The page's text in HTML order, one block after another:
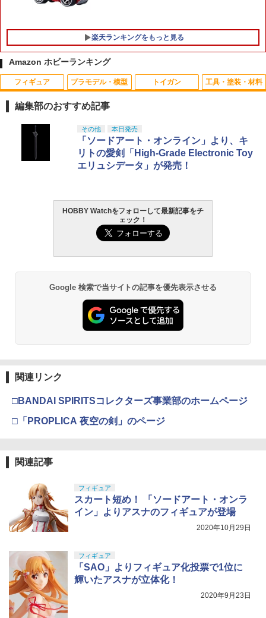
￥15,590
5
【エントリー最大10倍＆3％クーポン】
WARHEAD製 天然由来成分PLA配合 B
B弾 0.28g 約2400発 高精度 高真球 【あ
す楽】
楽天ランキングをもっと見る
Amazon ホビーランキング
フィギュア
タカラトミー(TAKARA TOMY) T-SPAR
K トランスフォーマー ニューレジェンズ
NL-07 サウンドウェーブ 可動フィギュア
￥4,440
TAMASHII NATIONS S.H.フィギュアー
ツ（真骨彫製法） 仮面ライダーBLACK
RX 約150mm PVC&ABS&布製 塗装済み
TAMASHII NATIONS S.H.フィギュアー
ツ ONE PIECE シャンクス -マリンフォ
ード頂上決戦- 約165mm PVC&ABS&布
4
タカラトミー(TAKARA TOMY) T-SPAR
K トランスフォーマー ニューレジェンズ
NL-06 オートボット コスモス 可動フィ
TAMASHII NATIONS S.H.フィギュアー
ツ 攻殻機動隊 THE GHOST IN THE SHE
LL 草薙素子 約140mm PVC&ABS製 塗
￥9,618
プラモデル・模型
BANDAI SPIRITS(バンダイ スピリッツ)
30MS SIS-J00 メルンジャ[カラーA] 色
分け済みプラモデル
￥4,200
HG 機動戦士ガンダム00 グラハム専用ユ
ニオンフラッグカスタム 1/144スケール
色分け済みプラモデル
￥1,850
BANDAI SPIRITS(バンダイスピリッツ)
30MS SIS-H00 セスティエ[カラーC] 色
分け済みプラモデル
HGAW 機動新世紀ガンダムX ガンダムエ
アマスター 1/144スケール 色分け済みプ
ラモデル
30MS Fate/Grand Order アルトリア・
キャスター 色分け済みプラモデル
トイガン
東京マルイ(TOKYO MARUI) No.25 コル
ト ガバメント HG 18歳以上エアーHOP
ハンドガン
￥3,384
東京マルイ (TOKYO MARUI) ガスブロー
バックマシンガン No.14 20式 5.56mm
小銃 18歳以上 ガスブローバック
￥193,900
東京マルイ(TOKYO MARUI) No.21 H&K
USP HG 18歳以上エアーHOPハンドガン
￥3,409
4
￥4,761
￥2,666
工具・塗装・材料
GSIクレオス Mr.トップコート 水性プレ
ミアムトップコートスプレー 光沢 88ml
ホビー用仕上材 B601
￥748
タミヤ クラフトツールシリーズ No.123
先細薄刃ニッパー (ゲートカット用) プラ
モデル用工具 74123
￥2,781
LOCTITE(ロックタイト) シールはがし
プレミアム 220ml
￥962
型用接着剤 87003
￥184
8ml ホビー用仕上材 B603
￥710
編集部のおすすめ記事
その他 本日発売
「ソードアート・オンライン」より、キ
リトの愛剣「High-Grade Electronic Toy
エリュシデータ」が発売！
HOBBY Watchをフォローして最新記事をチ
ェック！
Google 検索で当サイトの記事を優先表示させる
関連リンク
□BANDAI SPIRITSコレクターズ事業部のホームページ
□「PROPLICA 夜空の剣」のページ
関連記事
フィギュア
スカート短め！ 「ソードアート・オンラ
イン」よりアスナのフィギュアが登場
2020年10月29日
フィギュア
「SAO」よりフィギュア化投票で1位に
輝いたアスナが立体化！
2020年9月23日